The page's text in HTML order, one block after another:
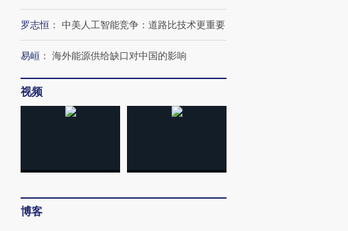
罗志恒 ： 中美人工智能竞争：道路比技术更重要
易峘 ： 海外能源供给缺口对中国的影响
视频
博客